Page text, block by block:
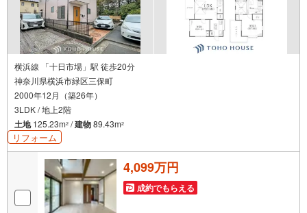
横浜線 「十日市場」駅 徒歩20分
神奈川県横浜市緑区三保町
2000年12月（築26年）
3LDK / 地上2階
土地125.23m2 /建物89.43m2
リフォーム
4,099万円
成約でもらえる